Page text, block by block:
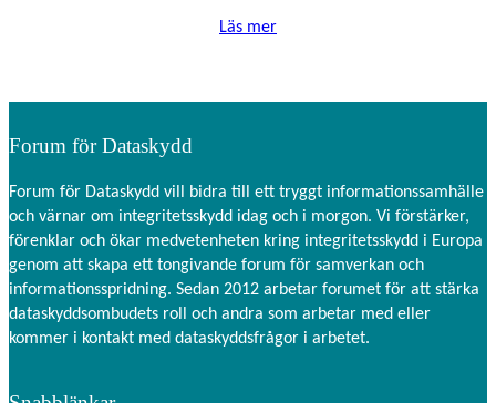
Läs mer
Forum för Dataskydd
Forum för Dataskydd vill bidra till ett tryggt informationssamhälle
och värnar om integritetsskydd idag och i morgon. Vi förstärker,
förenklar och ökar medvetenheten kring integritetsskydd i Europa
genom att skapa ett tongivande forum för samverkan och
informationsspridning. Sedan 2012 arbetar forumet för att stärka
dataskyddsombudets roll och andra som arbetar med eller
kommer i kontakt med dataskyddsfrågor i arbetet.